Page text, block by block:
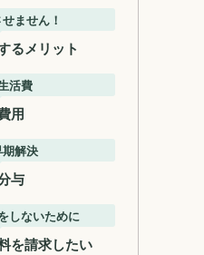
ません！
るメリット
活費
用
解決
与
しないために
を請求したい